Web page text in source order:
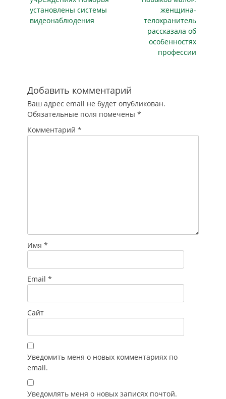
обеспечивающих
безопасность в
образовательных
оценивают
соблюдение
требований
законодательства в
сфере частной
охранной
установлены системы
видеонаблюдения
женщина-
телохранитель
рассказала об
особенностях
профессии
Добавить комментарий
Ваш адрес email не будет опубликован.
Обязательные поля помечены *
Комментарий *
Имя *
Email *
Сайт
Уведомить меня о новых комментариях по
email.
Уведомлять меня о новых записях почтой.